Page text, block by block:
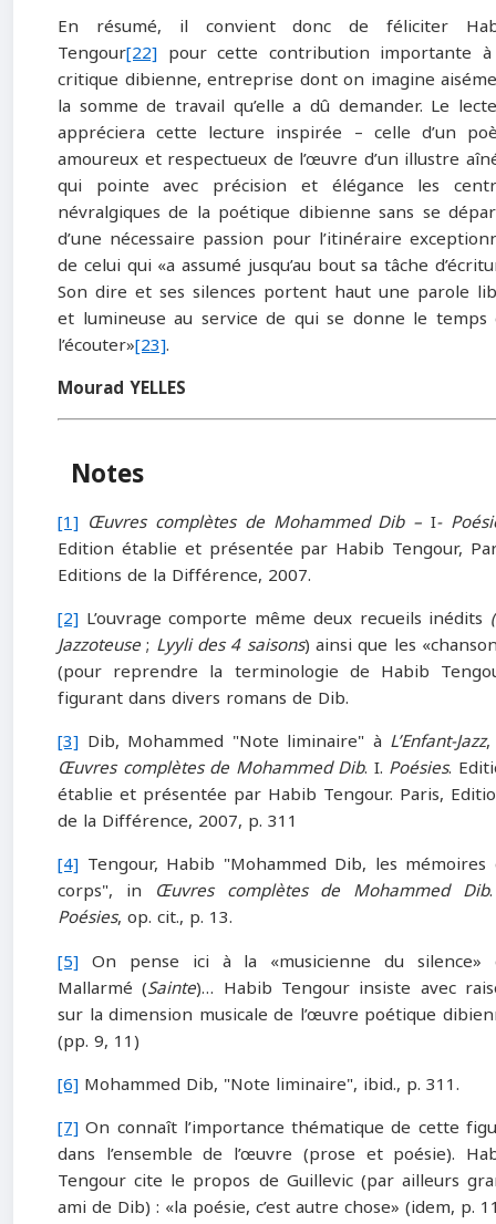
En résumé, il convient donc de féliciter
Tengour[22] pour cette contribution importante
critique dibienne, entreprise dont on imagine
la somme de travail qu’elle a dû demander. Le
appréciera cette lecture inspirée – celle d’un
amoureux et respectueux de l’œuvre d’un illustre
qui pointe avec précision et élégance les
névralgiques de la poétique dibienne sans se
d’une nécessaire passion pour l’itinéraire
de celui qui «a assumé jusqu’au bout sa tâche
Son dire et ses silences portent haut une parole
et lumineuse au service de qui se donne le temps
l’écouter»[23].
Mourad YELLES
Notes
[1] Œuvres complètes de Mohammed Dib –I-
Edition établie et présentée par Habib Tengour,
Editions de la Différence, 2007.
[2] L’ouvrage comporte même deux recueils inédits
Jazzoteuse; Lyyli des 4 saisons) ainsi que les
(pour reprendre la terminologie de Habib
figurant dans divers romans de Dib.
[3] Dib, Mohammed "Note liminaire" à L’Enfant-Jazz
Œuvres complètes de Mohammed Dib. I. Poésies.
établie et présentée par Habib Tengour. Paris,
de la Différence, 2007, p. 311
[4] Tengour, Habib "Mohammed Dib, les mémoires
corps", in Œuvres complètes de Mohammed Dib
Poésies, op. cit., p. 13.
[5] On pense ici à la «musicienne du silence»
Mallarmé (Sainte)… Habib Tengour insiste avec
sur la dimension musicale de l’œuvre poétique
(pp. 9, 11)
[6] Mohammed Dib, "Note liminaire", ibid., p. 311.
[7] On connaît l’importance thématique de cette
dans l’ensemble de l’œuvre (prose et poésie).
Tengour cite le propos de Guillevic (par ailleurs
ami de Dib) : «la poésie, c’est autre chose» (idem, p.